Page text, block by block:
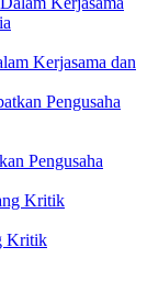
Kerjasama dan
Pengusaha
Kritik